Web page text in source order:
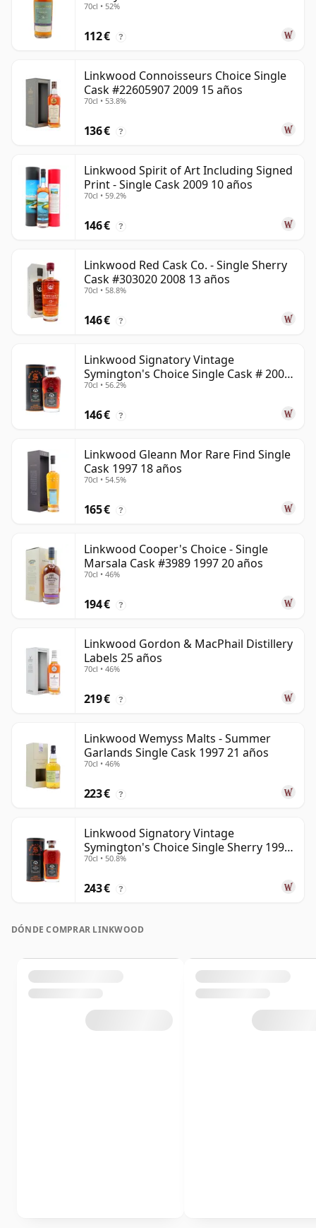
70cl • 52%
112 € ?
Linkwood Connoisseurs Choice Single
Cask #22605907 2009 15 años
70cl • 53.8%
136 € ?
Linkwood Spirit of Art Including Signed
Print - Single Cask 2009 10 años
70cl • 59.2%
146 € ?
Linkwood Red Cask Co. - Single Sherry
Cask #303020 2008 13 años
70cl • 58.8%
146 € ?
Linkwood Signatory Vintage
Symington's Choice Single Cask # 2009
15 años
70cl • 56.2%
146 € ?
Linkwood Gleann Mor Rare Find Single
Cask 1997 18 años
70cl • 54.5%
165 € ?
Linkwood Cooper's Choice - Single
Marsala Cask #3989 1997 20 años
70cl • 46%
194 € ?
Linkwood Gordon & MacPhail Distillery
Labels 25 años
70cl • 46%
219 € ?
Linkwood Wemyss Malts - Summer
Garlands Single Cask 1997 21 años
70cl • 46%
223 € ?
Linkwood Signatory Vintage
Symington's Choice Single Sherry 1995
30 años
70cl • 50.8%
243 € ?
DÓNDE COMPRAR LINKWOOD